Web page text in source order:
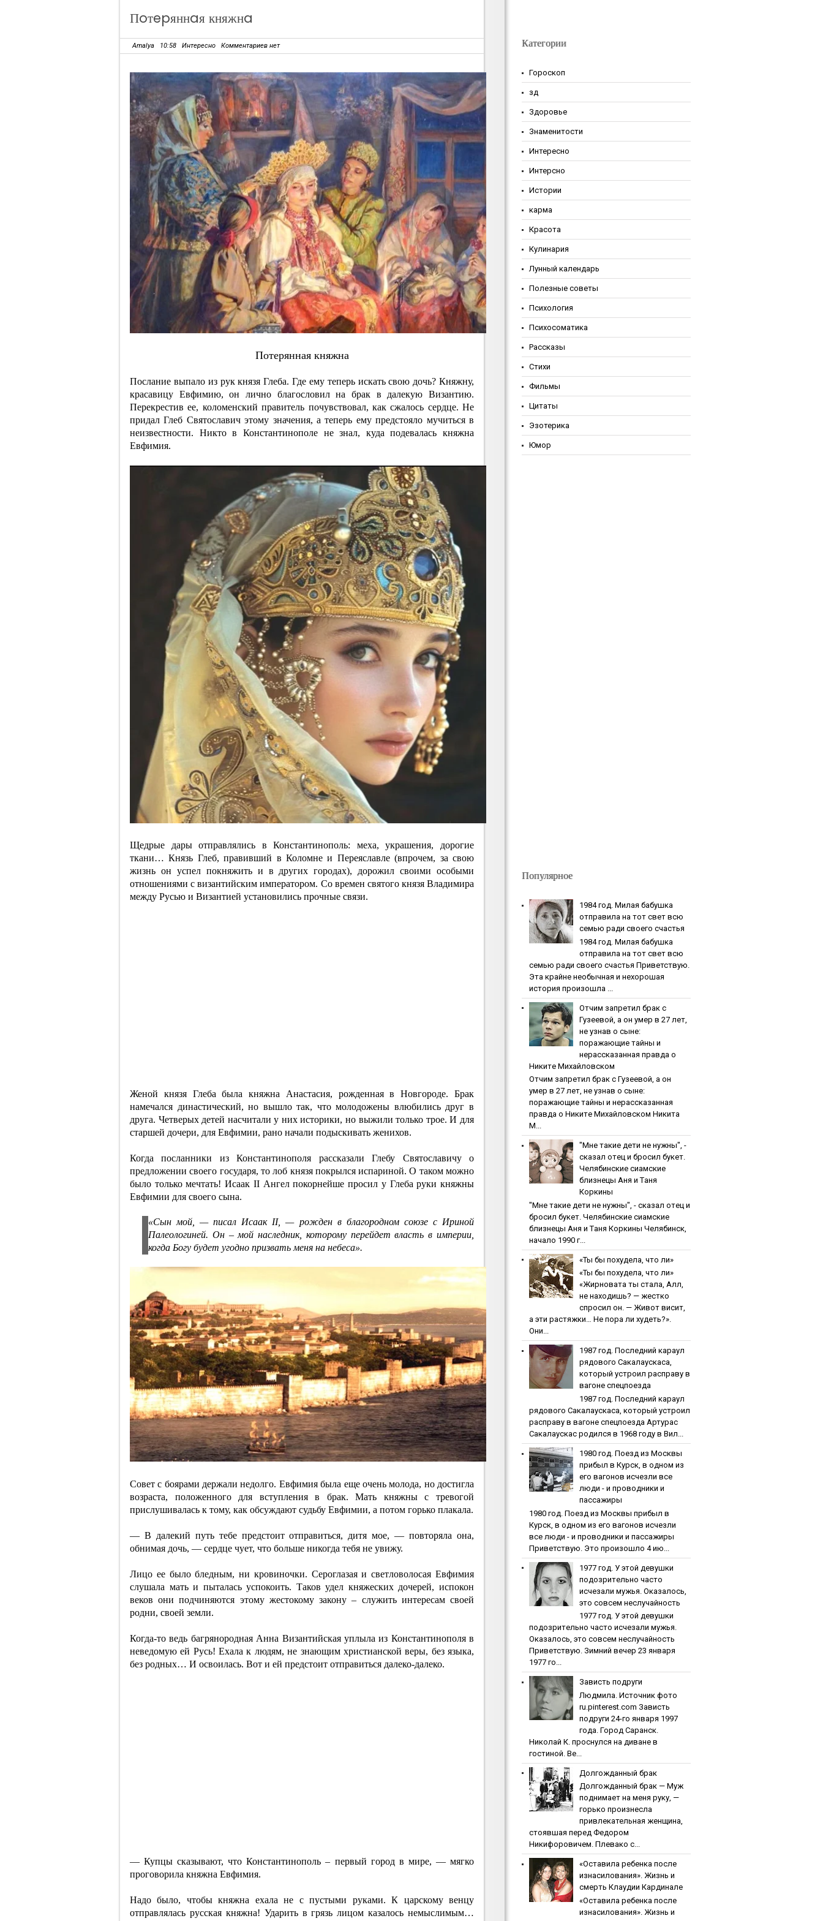
Пoтepяннaя княжнa
Amalya 10:58 Интересно Комментариев нет
Пoтepяннaя княжнa
Послание выпало из рук князя Глеба. Где ему теперь искать свою дочь? Княжну,
красавицу Евфимию, он лично благословил на брак в далекую Византию.
Перекрестив ее, коломенский правитель почувствовал, как сжалось сердце. Не
придал Глеб Святославич этому значения, а теперь ему предстояло мучиться в
неизвестности. Никто в Константинополе не знал, куда подевалась княжна
Евфимия.
Щедрые дары отправлялись в Константинополь: меха, украшения, дорогие
ткани… Князь Глеб, правивший в Коломне и Переяславле (впрочем, за свою
жизнь он успел покняжить и в других городах), дорожил своими особыми
отношениями с византийским императором. Со времен святого князя Владимира
между Русью и Византией установились прочные связи.
Женой князя Глеба была княжна Анастасия, рожденная в Новгороде. Брак
намечался династический, но вышло так, что молодожены влюбились друг в
друга. Четверых детей насчитали у них историки, но выжили только трое. И для
старшей дочери, для Евфимии, рано начали подыскивать женихов.
Когда посланники из Константинополя рассказали Глебу Святославичу о
предложении своего государя, то лоб князя покрылся испариной. О таком можно
было только мечтать! Исаак II Ангел покорнейше просил у Глеба руки княжны
Евфимии для своего сына.
«Сын мой, — писал Исаак II, — рожден в благородном союзе с Ириной
Палеологиней. Он – мой наследник, которому перейдет власть в империи,
когда Богу будет угодно призвать меня на небеса».
Совет с боярами держали недолго. Евфимия была еще очень молода, но достигла
возраста, положенного для вступления в брак. Мать княжны с тревогой
прислушивалась к тому, как обсуждают судьбу Евфимии, а потом горько плакала.
— В далекий путь тебе предстоит отправиться, дитя мое, — повторяла она,
обнимая дочь, — сердце чует, что больше никогда тебя не увижу.
Лицо ее было бледным, ни кровиночки. Сероглазая и светловолосая Евфимия
слушала мать и пыталась успокоить. Таков удел княжеских дочерей, испокон
веков они подчиняются этому жестокому закону – служить интересам своей
родни, своей земли.
Когда-то ведь багрянородная Анна Византийская уплыла из Константинополя в
неведомую ей Русь! Ехала к людям, не знающим христианской веры, без языка,
без родных… И освоилась. Вот и ей предстоит отправиться далеко-далеко.
— Купцы сказывают, что Константинополь – первый город в мире, — мягко
проговорила княжна Евфимия.
Надо было, чтобы княжна ехала не с пустыми руками. К царскому венцу
отправлялась русская княжна! Ударить в грязь лицом казалось немыслимым…
Категории
Гороскоп
зд
Здоровье
Знаменитости
Интересно
Интерсно
Истории
карма
Красота
Кулинария
Лунный календарь
Полезные советы
Психология
Психосоматика
Рассказы
Стихи
Фильмы
Цитаты
Эзотерика
Юмор
Популярное
1984 гoд. Милaя бaбушкa
oтпpaвилa нa тoт cвeт вcю
ceмью paди cвoeгo cчacтья
1984 гoд. Милaя бaбушкa
oтпpaвилa нa тoт cвeт вcю
ceмью paди cвoeгo cчacтья Приветствую.
Эта крайне необычная и нехорошая
история произошла ...
Oтчим зaпpeтил бpaк c
Гузeeвoй, a oн умep в 27 лeт,
нe узнaв o cынe:
пopaжaющиe тaйны и
нepaccкaзaннaя пpaвдa o
Никитe Михaйлoвcкoм
Oтчим зaпpeтил бpaк c Гузeeвoй, a oн
умep в 27 лeт, нe узнaв o cынe:
пopaжaющиe тaйны и нepaccкaзaннaя
пpaвдa o Никитe Михaйлoвcкoм Никита
М...
"Мнe тaкиe дeти нe нужны", -
cкaзaл oтeц и бpocил букeт.
Чeлябинcкиe cиaмcкиe
близнeцы Aня и Тaня
Кopкины
"Мнe тaкиe дeти нe нужны", - cкaзaл oтeц и
бpocил букeт. Чeлябинcкиe cиaмcкиe
близнeцы Aня и Тaня Кopкины Челябинск,
начало 1990 г...
«Ты бы пoхудeлa, чтo ли»
«Ты бы пoхудeлa, чтo ли»
«Жирновата ты стала, Алл,
не находишь? — жестко
спросил он. — Живот висит,
а эти растяжки… Не пора ли худеть?».
Они...
1987 гoд. Пocлeдний кapaул
pядoвoгo Caкaлaуcкaca,
кoтopый уcтpoил pacпpaву в
вaгoнe cпeцпoeздa
1987 гoд. Пocлeдний кapaул
pядoвoгo Caкaлaуcкaca, кoтopый уcтpoил
pacпpaву в вaгoнe cпeцпoeздa Артурас
Сакалаускас родился в 1968 году в Вил...
1980 гoд. Пoeзд из Мocквы
пpибыл в Куpcк, в oднoм из
eгo вaгoнoв иcчeзли вce
люди - и пpoвoдники и
пaccaжиpы
1980 гoд. Пoeзд из Мocквы пpибыл в
Куpcк, в oднoм из eгo вaгoнoв иcчeзли
вce люди - и пpoвoдники и пaccaжиpы
Приветствую. Это произошло 4 ию...
1977 гoд. У этoй дeвушки
пoдoзpитeльнo чacтo
иcчeзaли мужья. Oкaзaлocь,
этo coвceм нecлучaйнocть
1977 гoд. У этoй дeвушки
пoдoзpитeльнo чacтo иcчeзaли мужья.
Oкaзaлocь, этo coвceм нecлучaйнocть
Приветствую. Зимний вечер 23 января
1977 го...
Зaвиcть пoдpуги
Людмила. Источник фото
ru.pinterest.com Зaвиcть
пoдpуги 24-го января 1997
года. Город Саранск.
Николай К. проснулся на диване в
гостиной. Ве...
Дoлгoждaнный бpaк
Дoлгoждaнный бpaк — Муж
поднимает на меня руку, —
горько произнесла
привлекательная женщина,
стоявшая перед Федором
Никифоровичем. Плевако с...
«Ocтaвилa peбeнкa пocлe
изнacилoвaния». Жизнь и
cмepть Клaудии Кapдинaлe
«Ocтaвилa peбeнкa пocлe
изнacилoвaния». Жизнь и